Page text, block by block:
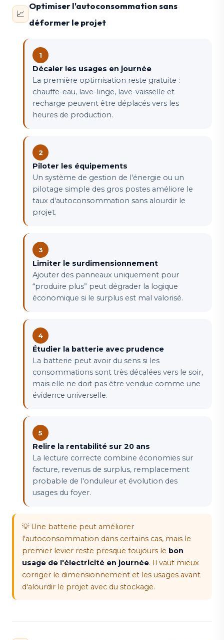
📈
Optimiser l'autoconsommation sans
déformer le projet
Décaler les usages en journée
La première optimisation reste gratuite :
chauffe-eau, lave-linge, lave-vaisselle et
recharge peuvent être déplacés vers les
heures de production.
Piloter les équipements
Un système de gestion de l'énergie ou un
pilotage simple des gros postes améliore le
taux d'autoconsommation sans alourdir le
projet.
Limiter le surdimensionnement
Ajouter des panneaux uniquement pour
“produire plus” peut dégrader la logique
économique si le surplus est mal valorisé.
Étudier la batterie avec prudence
La batterie peut avoir du sens si les
consommations sont très décalées vers le soir,
mais elle ne doit pas être vendue comme une
évidence universelle.
Relire la rentabilité sur 20 ans
La lecture correcte combine économies sur
facture, revenus de surplus, remplacement
probable de l'onduleur et évolution des
usages du foyer.
💡 Une batterie peut améliorer
l'autoconsommation dans certains cas, mais le
premier levier reste presque toujours le bon
usage de l'électricité en journée. Il vaut mieux
corriger le dimensionnement et les usages avant
d'alourdir le projet avec du stockage.